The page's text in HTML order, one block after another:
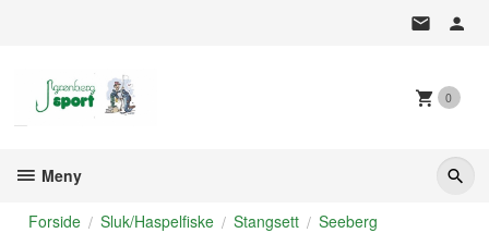
0
Meny
Forside Sluk/Haspelfiske Stangsett Seeberg